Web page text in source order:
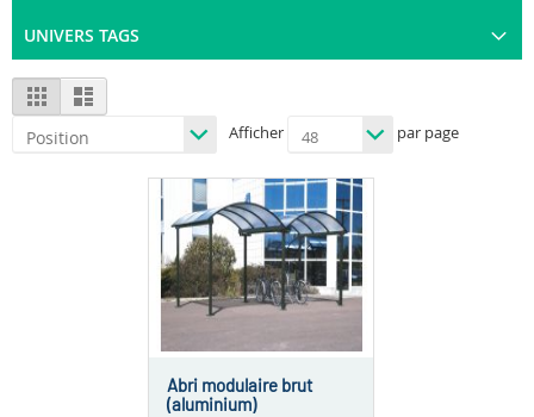
View
as
Grid List
Afficher par page
Abri modulaire brut
(aluminium)
UNIVERS TAGS